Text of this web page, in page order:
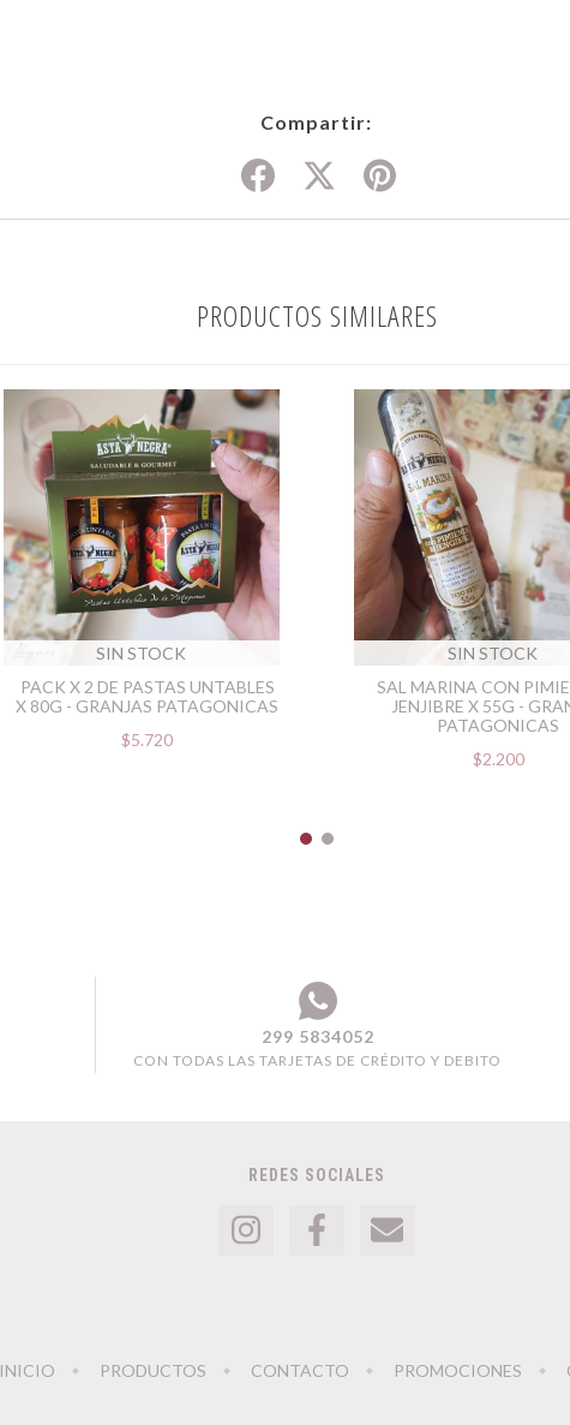
Compartir:
PRODUCTOS SIMILARES
SIN STOCK
PACK X 2 DE PASTAS UNTABLES
X 80G - GRANJAS PATAGONICAS
$5.720
SIN STOCK
SAL MARINA CON
JENJIBRE X 55G -
PATAGONICAS
$2.200
299 5834052
CON TODAS LAS TARJETAS DE CRÉDITO Y DEBITO
REDES SOCIALES
INICIO PRODUCTOS CONTACTO PROMOCIONES